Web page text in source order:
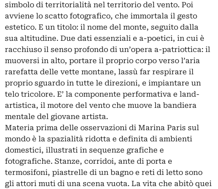
simbolo di territorialità nel territorio del vento. Poi
avviene lo scatto fotografico, che immortala il gesto
estetico. E un titolo: il nome del monte, seguito dalla
sua altitudine. Due dati essenziali e a-poetici, in cui è
racchiuso il senso profondo di un’opera a-patriottica: il
muoversi in alto, portare il proprio corpo verso l’aria
rarefatta delle vette montane, lassù far respirare il
proprio sguardo in tutte le direzioni, e impiantare un
telo tricolore. E’ la componente performativa e land-
artistica, il motore del vento che muove la bandiera
mentale del giovane artista.
Materia prima delle osservazioni di Marina Paris sul
mondo è la spazialità ridotta e definita di ambienti
domestici, illustrati in sequenze grafiche e
fotografiche. Stanze, corridoi, ante di porta e
termosifoni, piastrelle di un bagno e reti di letto sono
gli attori muti di una scena vuota. La vita che abitò quei